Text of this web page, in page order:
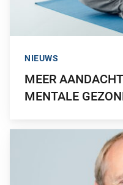
MEER
MENTALE
NIEUWS
GA NAAR “ECHT